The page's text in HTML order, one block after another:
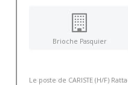
Brioche Pasquier
Le poste de CARISTE (H/F)